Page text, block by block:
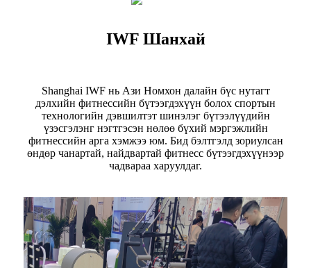
IWF Шанхай
Shanghai IWF нь Ази Номхон далайн бүс нутагт
дэлхийн фитнессийн бүтээгдэхүүн болох спортын
технологийн дэвшилтэт шинэлэг бүтээлүүдийн
үзэсгэлэнг нэгтгэсэн нөлөө бүхий мэргэжлийн
фитнессийн арга хэмжээ юм. Бид бэлтгэлд зориулсан
өндөр чанартай, найдвартай фитнесс бүтээгдэхүүнээр
чадвараа харуулдаг.